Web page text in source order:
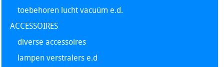
toebehoren lucht vacuüm e.d.
ACCESSOIRES
diverse accessoires
lampen verstralers e.d